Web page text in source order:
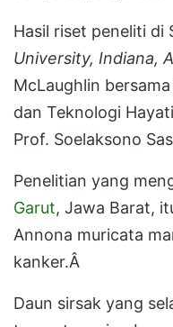
Hasil riset peneliti di
University, Indiana,
McLaughlin
dan Teknologi
Prof. Soelaksono
Penelitian yang
Garut, Jawa Barat,
Annona muricata
kanker.Â
Daun sirsak yang